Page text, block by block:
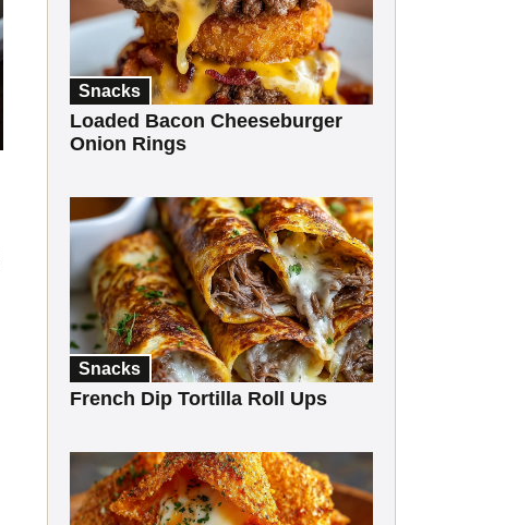
Snacks
Loaded Bacon Cheeseburger
Onion Rings
Snacks
French Dip Tortilla Roll Ups